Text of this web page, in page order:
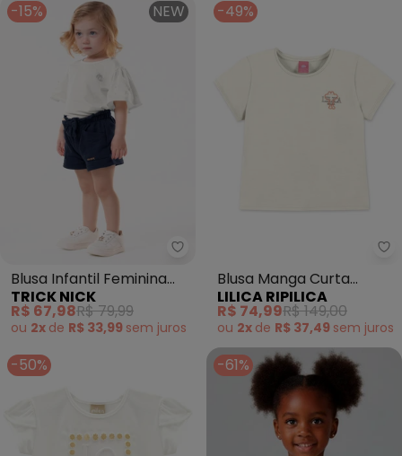
-15% NEW
Trick Nick - Blusa Infantil
Blusa Infantil Feminina
Cotton Leve (Bege)
TRICK NICK
R$ 67,98R$ 79,99
ou 2x de R$ 33,99 sem juros
-49%
Blusa Manga Curta
Infantil (Bege)
LILICA RIPILICA
R$ 74,99R$ 149,00
ou 2x de R$ 37,49 sem juros
-50% -61%